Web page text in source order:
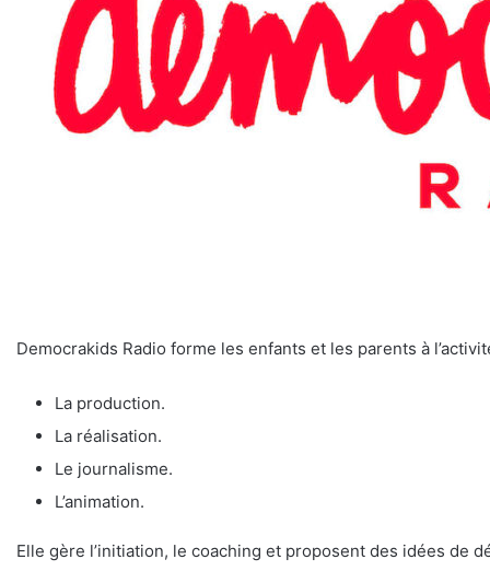
Democrakids Radio forme les enfants et les parents à
La production.
La réalisation.
Le journalisme.
L’animation.
Elle gère l’initiation, le coaching et proposent des idées de